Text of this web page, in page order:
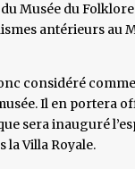
Musée du
antérieurs au
considéré
Il en portera
sera inauguré
la Villa Royale.